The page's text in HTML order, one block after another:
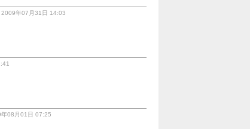
2009年07月31日 14:03
08月01日 07:25